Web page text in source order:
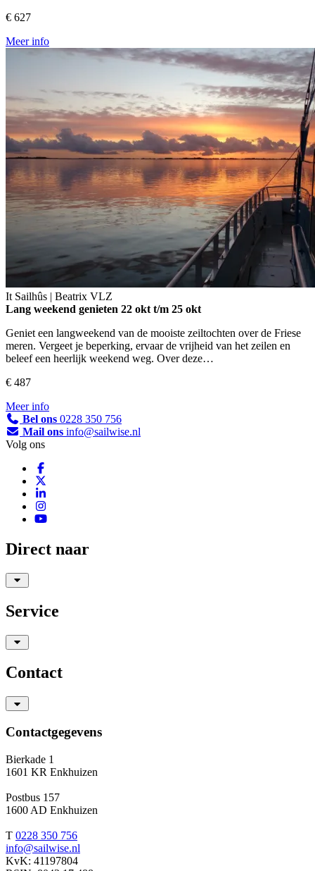
€ 627
Meer info
It Sailhûs | Beatrix VLZ
Lang weekend genieten 22 okt t/m 25 okt
Geniet een langweekend van de mooiste zeiltochten over de Friese
meren. Vergeet je beperking, ervaar de vrijheid van het zeilen en
beleef een heerlijk weekend weg. Over deze…
€ 487
Meer info
Bel ons 0228 350 756
Mail ons info@sailwise.nl
Volg ons
Direct naar
Service
Contact
Contactgegevens
Bierkade 1
1601 KR Enkhuizen
Postbus 157
1600 AD Enkhuizen
T 0228 350 756
info@sailwise.nl
KvK: 41197804